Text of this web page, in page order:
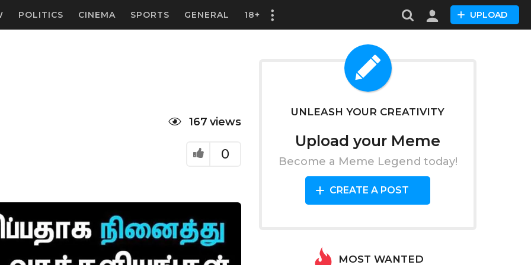
POLITICS CINEMA SPORTS GENERAL 18+ UPLOAD
167 views
0
UNLEASH YOUR CREATIVITY
Upload your Meme
Become a Meme Legend today!
CREATE A POST
MOST WANTED